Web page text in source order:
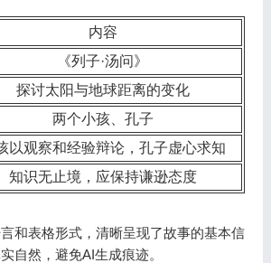
内容
《列子·汤问》
探讨太阳与地球距离的变化
两个小孩、孔子
以观察和经验辩论，孔子虚心求知
知识无止境，应保持谦逊态度
和表格形式，清晰呈现了故事的基本信
自然，避免AI生成痕迹。